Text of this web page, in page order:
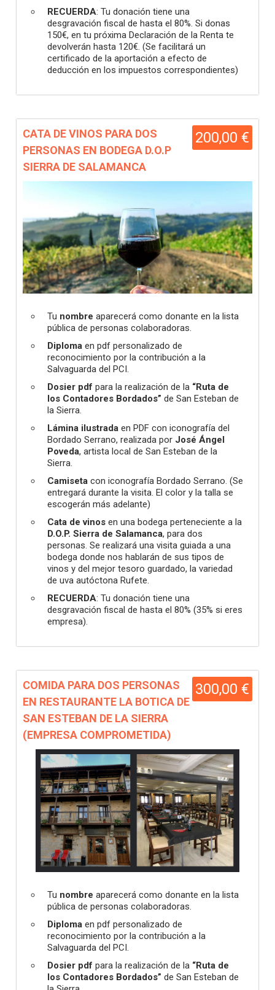
RECUERDA: Tu donación tiene una
desgravación fiscal de hasta el 80%. Si donas
150€, en tu próxima Declaración de la Renta te
devolverán hasta 120€. (Se facilitará un
certificado de la aportación a efecto de
deducción en los impuestos correspondientes)
200,00 €
CATA DE VINOS PARA DOS
PERSONAS EN BODEGA D.O.P
SIERRA DE SALAMANCA
Tu nombre aparecerá como donante en la lista
pública de personas colaboradoras.
Diploma en pdf personalizado de
reconocimiento por la contribución a la
Salvaguarda del PCI.
Dosier pdf para la realización de la “Ruta de
los Contadores Bordados” de San Esteban de
la Sierra.
Lámina ilustrada en PDF con iconografía del
Bordado Serrano, realizada por José Ángel
Poveda, artista local de San Esteban de la
Sierra.
Camiseta con iconografía Bordado Serrano. (Se
entregará durante la visita. El color y la talla se
escogerán más adelante)
Cata de vinos en una bodega perteneciente a la
D.O.P. Sierra de Salamanca, para dos
personas. Se realizará una visita guiada a una
bodega donde nos hablarán de sus tipos de
vinos y del mejor tesoro guardado, la variedad
de uva autóctona Rufete.
RECUERDA: Tu donación tiene una
desgravación fiscal de hasta el 80% (35% si eres
empresa).
300,00 €
COMIDA PARA DOS PERSONAS
EN RESTAURANTE LA BOTICA DE
SAN ESTEBAN DE LA SIERRA
(EMPRESA COMPROMETIDA)
Tu nombre aparecerá como donante en la lista
pública de personas colaboradoras.
Diploma en pdf personalizado de
reconocimiento por la contribución a la
Salvaguarda del PCI.
Dosier pdf para la realización de la “Ruta de
los Contadores Bordados” de San Esteban de